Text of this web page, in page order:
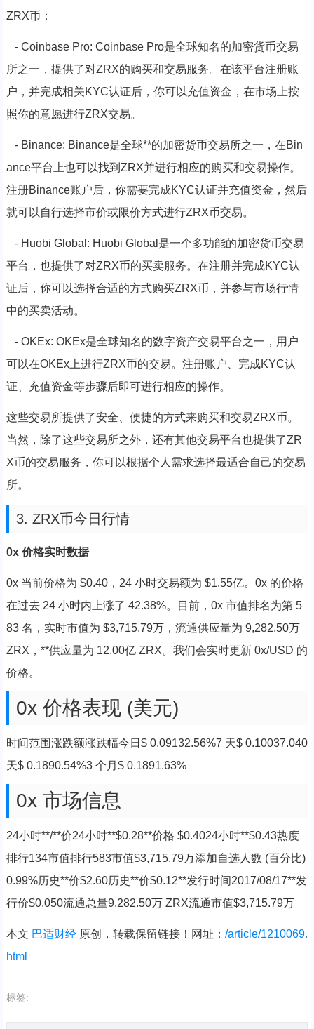
ZRX币：
- Coinbase Pro: Coinbase Pro是全球知名的加密货币交易
所之一，提供了对ZRX的购买和交易服务。在该平台注册账
户，并完成相关KYC认证后，你可以充值资金，在市场上按
照你的意愿进行ZRX交易。
- Binance: Binance是全球**的加密货币交易所之一，在Bin
ance平台上也可以找到ZRX并进行相应的购买和交易操作。
注册Binance账户后，你需要完成KYC认证并充值资金，然后
就可以自行选择市价或限价方式进行ZRX币交易。
- Huobi Global: Huobi Global是一个多功能的加密货币交易
平台，也提供了对ZRX币的买卖服务。在注册并完成KYC认
证后，你可以选择合适的方式购买ZRX币，并参与市场行情
中的买卖活动。
- OKEx: OKEx是全球知名的数字资产交易平台之一，用户
可以在OKEx上进行ZRX币的交易。注册账户、完成KYC认
证、充值资金等步骤后即可进行相应的操作。
这些交易所提供了安全、便捷的方式来购买和交易ZRX币。
当然，除了这些交易所之外，还有其他交易平台也提供了ZR
X币的交易服务，你可以根据个人需求选择最适合自己的交易
所。
3. ZRX币今日行情
0x 价格实时数据
0x 当前价格为 $0.40，24 小时交易额为 $1.55亿。0x 的价格
在过去 24 小时内上涨了 42.38%。目前，0x 市值排名为第 5
83 名，实时市值为 $3,715.79万，流通供应量为 9,282.50万
ZRX，**供应量为 12.00亿 ZRX。我们会实时更新 0x/USD 的
价格。
0x 价格表现 (美元)
时间范围涨跌额涨跌幅今日$ 0.09132.56%7 天$ 0.10037.040
天$ 0.1890.54%3 个月$ 0.1891.63%
0x 市场信息
24小时**/**价24小时**$0.28**价格 $0.4024小时**$0.43热度
排行134市值排行583市值$3,715.79万添加自选人数 (百分比)
0.99%历史**价$2.60历史**价$0.12**发行时间2017/08/17**发
行价$0.050流通总量9,282.50万 ZRX流通市值$3,715.79万
本文 巴适财经原创，转载保留链接！网址： /article/1210069.
html
标签: